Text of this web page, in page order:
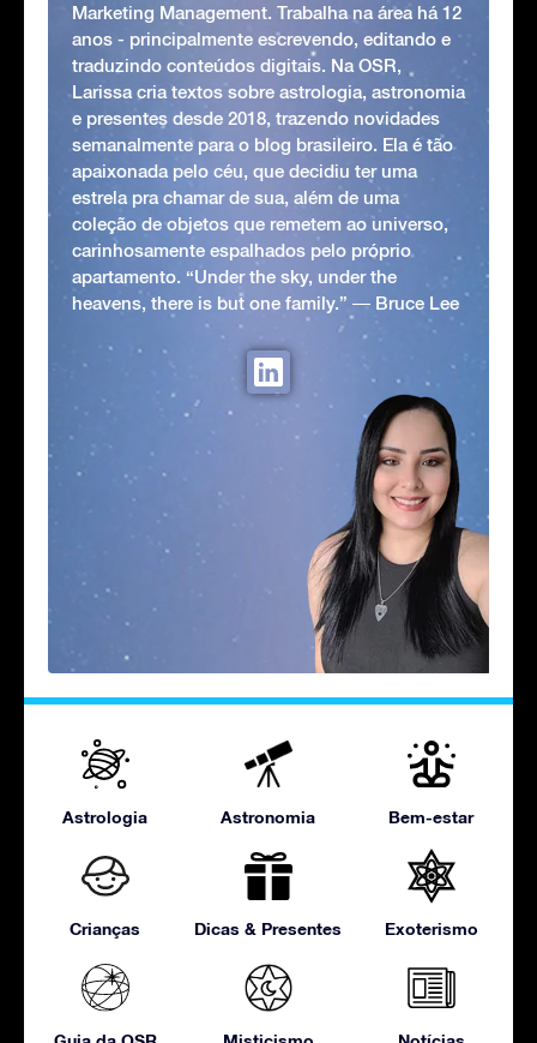
Marketing Management. Trabalha na área há 12
anos - principalmente escrevendo, editando e
traduzindo conteúdos digitais. Na OSR,
Larissa cria textos sobre astrologia, astronomia
e presentes desde 2018, trazendo novidades
semanalmente para o blog brasileiro. Ela é tão
apaixonada pelo céu, que decidiu ter uma
estrela pra chamar de sua, além de uma
coleção de objetos que remetem ao universo,
carinhosamente espalhados pelo próprio
apartamento. “Under the sky, under the
heavens, there is but one family.” ― Bruce Lee
Astrologia Astronomia Bem-estar
Crianças Dicas & Presentes Exoterismo